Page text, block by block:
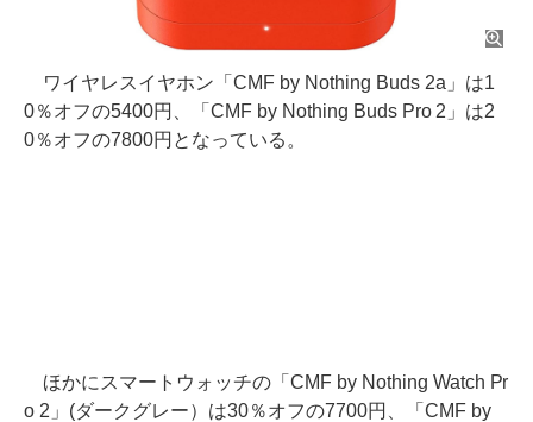
ワイヤレスイヤホン「CMF by Nothing Buds 2a」は1
0％オフの5400円、「CMF by Nothing Buds Pro 2」は2
0％オフの7800円となっている。
ほかにスマートウォッチの「CMF by Nothing Watch Pr
o 2」(ダークグレー）は30％オフの7700円、「CMF by